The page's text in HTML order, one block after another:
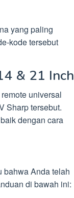
yang paling
kode tersebut
& 21 Inch
universal
Sharp tersebut.
dengan cara
bahwa Anda telah
di bawah ini: